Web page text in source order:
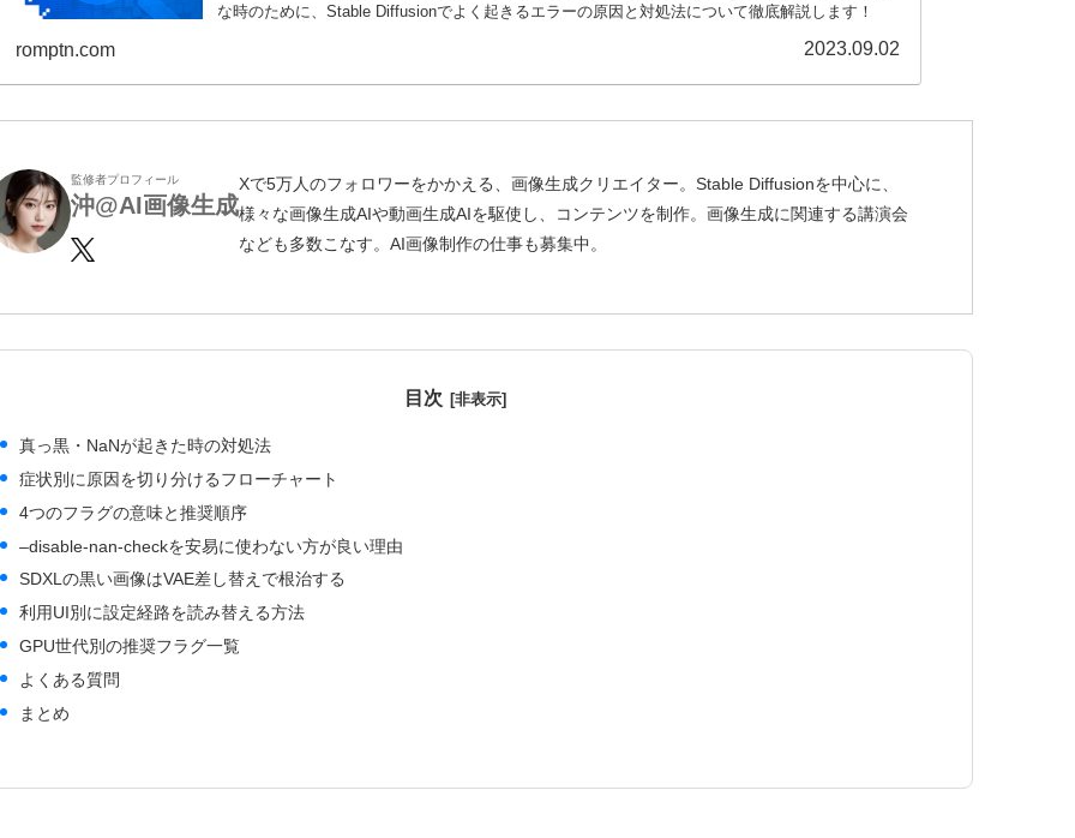
な時のために、Stable Diffusionでよく起きるエラーの原因と対処法について徹底解説します！
romptn.com 2023.09.02
監修者プロフィール
沖@AI画像生成
Xで5万人のフォロワーをかかえる、画像生成クリエイター。Stable Diffusionを中心に、
様々な画像生成AIや動画生成AIを駆使し、コンテンツを制作。画像生成に関連する講演会
なども多数こなす。AI画像制作の仕事も募集中。
目次
真っ黒・NaNが起きた時の対処法
症状別に原因を切り分けるフローチャート
4つのフラグの意味と推奨順序
–disable-nan-checkを安易に使わない方が良い理由
SDXLの黒い画像はVAE差し替えで根治する
利用UI別に設定経路を読み替える方法
GPU世代別の推奨フラグ一覧
よくある質問
まとめ